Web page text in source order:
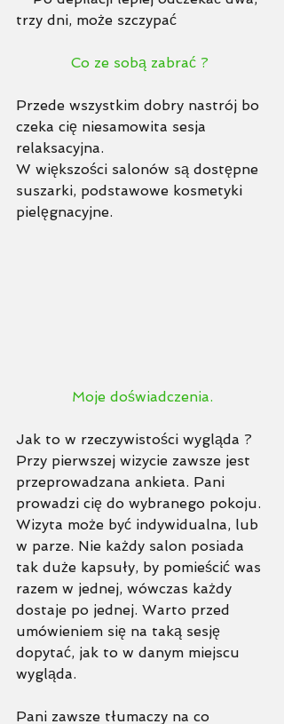
trzy dni, może szczypać
Co ze sobą zabrać ?
Przede wszystkim dobry nastrój bo
czeka cię niesamowita sesja
relaksacyjna.
W większości salonów są dostępne
suszarki, podstawowe kosmetyki
pielęgnacyjne.
Moje doświadczenia.
Jak to w rzeczywistości wygląda ?
Przy pierwszej wizycie zawsze jest
przeprowadzana ankieta. Pani
prowadzi cię do wybranego pokoju.
Wizyta może być indywidualna, lub
w parze. Nie każdy salon posiada
tak duże kapsuły, by pomieścić was
razem w jednej, wówczas każdy
dostaje po jednej. Warto przed
umówieniem się na taką sesję
dopytać, jak to w danym miejscu
wygląda.
Pani zawsze tłumaczy na co